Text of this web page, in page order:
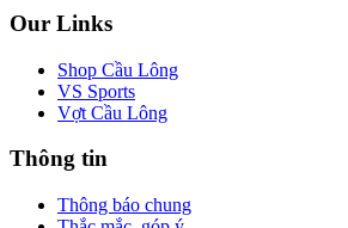
Our Links
Shop Cầu Lông
VS Sports
Vợt Cầu Lông
Thông tin
Thông báo chung